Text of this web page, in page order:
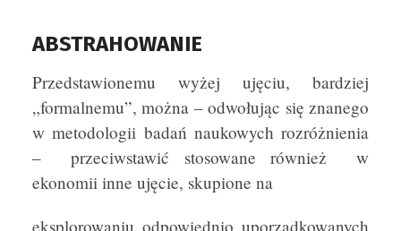
ABSTRAHOWANIE
Przedstawionemu wyżej ujęciu, bardziej
„formalnemu”, można – odwołując się znanego
w metodologii badań naukowych rozróżnienia
– przeciwstawić stosowane również w
ekonomii inne ujęcie, skupione na
eksplorowaniu odpowiednio uporządkowanych